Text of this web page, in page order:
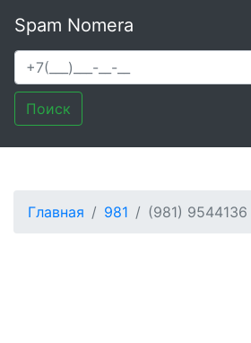
Spam Nomera
Поиск
Главная 981 (981) 9544136